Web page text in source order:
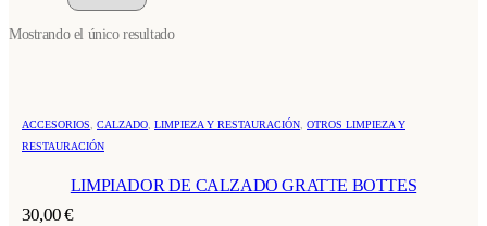
Mostrando el único resultado
ACCESORIOS CALZADO LIMPIEZA Y RESTAURACIÓN OTROS LIMPIEZA Y
RESTAURACIÓN
LIMPIADOR DE CALZADO GRATTE BOTTES
30,00€